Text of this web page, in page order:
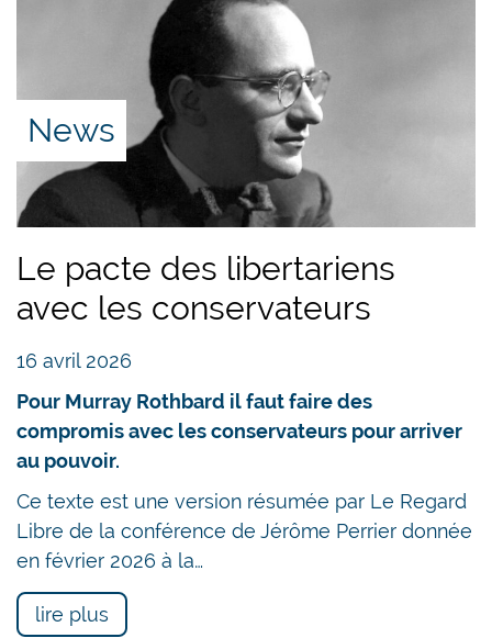
News
Le pacte des libertariens
avec les conservateurs
16 avril 2026
Pour Murray Rothbard il faut faire des
compromis avec les conservateurs pour arriver
au pouvoir.
Ce texte est une version résumée par Le Regard
Libre de la conférence de Jérôme Perrier donnée
en février 2026 à la…
lire plus